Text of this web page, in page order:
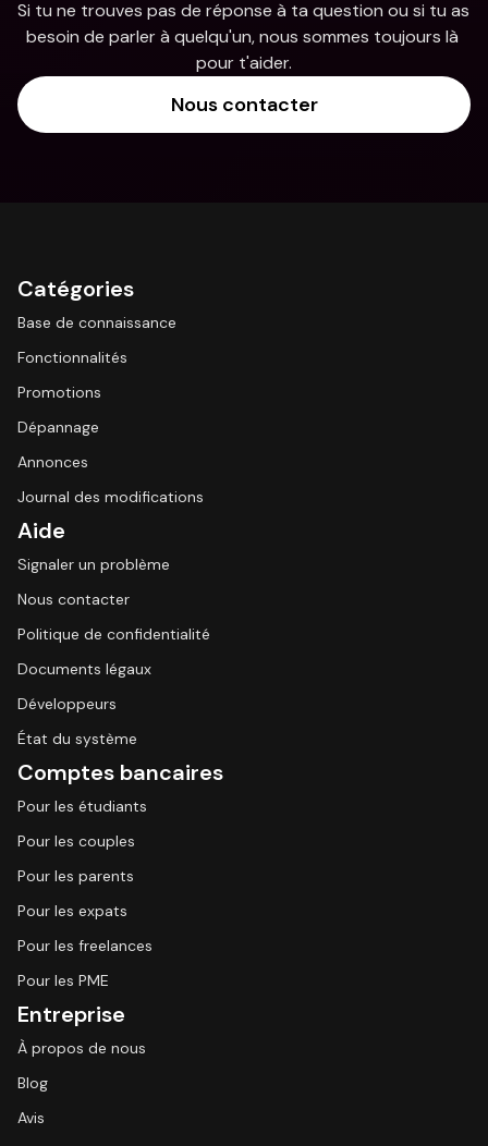
Si tu ne trouves pas de réponse à ta question ou si tu as
besoin de parler à quelqu'un, nous sommes toujours là
pour t'aider.
Nous contacter
Catégories
Base de connaissance
Fonctionnalités
Promotions
Dépannage
Annonces
Journal des modifications
Aide
Signaler un problème
Nous contacter
Politique de confidentialité
Documents légaux
Développeurs
État du système
Comptes bancaires
Pour les étudiants
Pour les couples
Pour les parents
Pour les expats
Pour les freelances
Pour les PME
Entreprise
À propos de nous
Blog
Avis